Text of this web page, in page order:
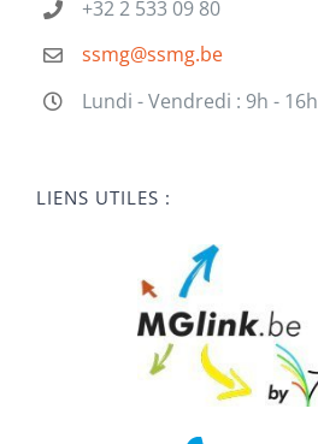
+32 2 533 09 80
ssmg@ssmg.be
Lundi - Vendredi : 9h - 16h
LIENS UTILES :